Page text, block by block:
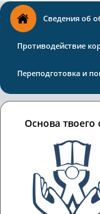
Сведения об
Противодействие
Переподготовка и
Основа твоего